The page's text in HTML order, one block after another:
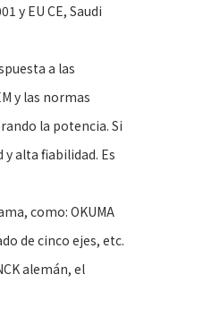
y EU CE, Saudi
a las
y las normas
la potencia. Si
alta fiabilidad. Es
como: OKUMA
de cinco ejes, etc.
alemán, el